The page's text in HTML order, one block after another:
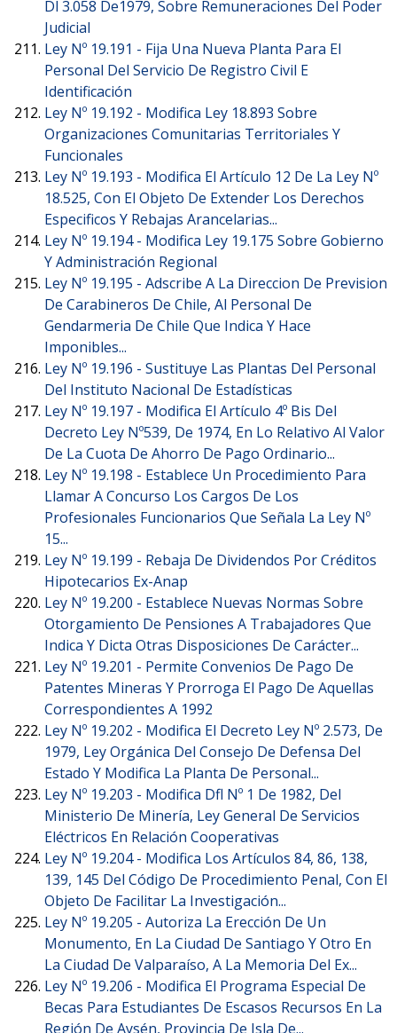
Dl 3.058 De1979, Sobre Remuneraciones Del Poder
Judicial
Ley Nº 19.191 - Fija Una Nueva Planta Para El
Personal Del Servicio De Registro Civil E
Identificación
Ley Nº 19.192 - Modifica Ley 18.893 Sobre
Organizaciones Comunitarias Territoriales Y
Funcionales
Ley Nº 19.193 - Modifica El Artículo 12 De La Ley Nº
18.525, Con El Objeto De Extender Los Derechos
Especificos Y Rebajas Arancelarias...
Ley Nº 19.194 - Modifica Ley 19.175 Sobre Gobierno
Y Administración Regional
Ley Nº 19.195 - Adscribe A La Direccion De Prevision
De Carabineros De Chile, Al Personal De
Gendarmeria De Chile Que Indica Y Hace
Imponibles...
Ley Nº 19.196 - Sustituye Las Plantas Del Personal
Del Instituto Nacional De Estadísticas
Ley Nº 19.197 - Modifica El Artículo 4º Bis Del
Decreto Ley Nº539, De 1974, En Lo Relativo Al Valor
De La Cuota De Ahorro De Pago Ordinario...
Ley Nº 19.198 - Establece Un Procedimiento Para
Llamar A Concurso Los Cargos De Los
Profesionales Funcionarios Que Señala La Ley Nº
15...
Ley Nº 19.199 - Rebaja De Dividendos Por Créditos
Hipotecarios Ex-Anap
Ley Nº 19.200 - Establece Nuevas Normas Sobre
Otorgamiento De Pensiones A Trabajadores Que
Indica Y Dicta Otras Disposiciones De Carácter...
Ley Nº 19.201 - Permite Convenios De Pago De
Patentes Mineras Y Prorroga El Pago De Aquellas
Correspondientes A 1992
Ley Nº 19.202 - Modifica El Decreto Ley Nº 2.573, De
1979, Ley Orgánica Del Consejo De Defensa Del
Estado Y Modifica La Planta De Personal...
Ley Nº 19.203 - Modifica Dfl Nº 1 De 1982, Del
Ministerio De Minería, Ley General De Servicios
Eléctricos En Relación Cooperativas
Ley Nº 19.204 - Modifica Los Artículos 84, 86, 138,
139, 145 Del Código De Procedimiento Penal, Con El
Objeto De Facilitar La Investigación...
Ley Nº 19.205 - Autoriza La Erección De Un
Monumento, En La Ciudad De Santiago Y Otro En
La Ciudad De Valparaíso, A La Memoria Del Ex...
Ley Nº 19.206 - Modifica El Programa Especial De
Becas Para Estudiantes De Escasos Recursos En La
Región De Aysén, Provincia De Isla De...